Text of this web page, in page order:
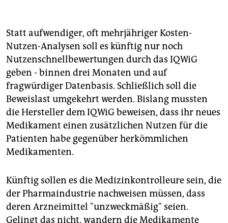
aller gesetzlichen Krankenversicherungen (GKV). Die
Höhe der Zuschläge legt der G-BA jährlich fest.
Statt aufwendiger, oft mehrjähriger Kosten-
Nutzen-Analysen soll es künftig nur noch
Nutzenschnellbewertungen durch das IQWiG
geben - binnen drei Monaten und auf
fragwürdiger Datenbasis. Schließlich soll die
Beweislast umgekehrt werden. Bislang mussten
die Hersteller dem IQWiG beweisen, dass ihr neues
Medikament einen zusätzlichen Nutzen für die
Patienten habe gegenüber herkömmlichen
Medikamenten.
Künftig sollen es die Medizinkontrolleure sein, die
der Pharmaindustrie nachweisen müssen, dass
deren Arzneimittel "unzweckmäßig" seien.
Gelingt das nicht, wandern die Medikamente